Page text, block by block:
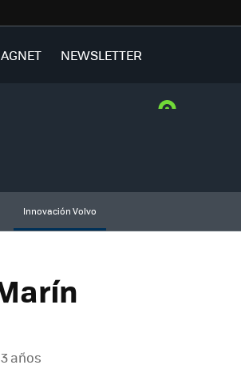
NEWSLETTER
Innovación Volvo
años